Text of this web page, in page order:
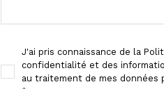
J'ai pris connaissance de la
confidentialité et des
au traitement de mes données